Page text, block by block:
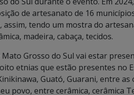
de artesanato de 16
assim, tendo um mostra do
madeira, cabaça, tecidos.
Grosso do Sul vai estar
etnias que estão presentes no
Guató, Guarani, entre
povo, entre cerâmica, cerâmica